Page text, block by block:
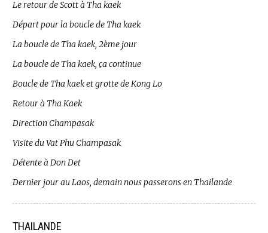
Le retour de Scott à Tha kaek
Départ pour la boucle de Tha kaek
La boucle de Tha kaek, 2ème jour
La boucle de Tha kaek, ça continue
Boucle de Tha kaek et grotte de Kong Lo
Retour à Tha Kaek
Direction Champasak
Visite du Vat Phu Champasak
Détente à Don Det
Dernier jour au Laos, demain nous passerons en Thailande
THAILANDE